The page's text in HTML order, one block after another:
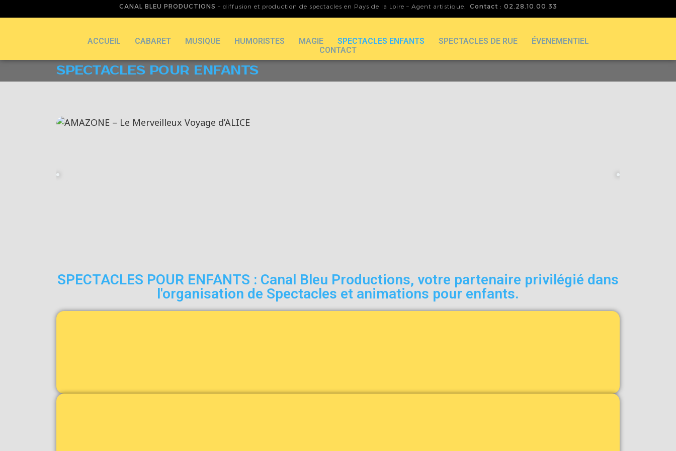
CANAL BLEU PRODUCTIONS – diffusion et production de spectacles en Pays de la Loire – Agent artistique. Contact : 02.28.10.00.33
ACCUEIL CABARET MUSIQUE HUMORISTES MAGIE SPECTACLES ENFANTS SPECTACLES DE RUE
ÉVENEMENTIEL
CONTACT
SPECTACLES POUR ENFANTS
SPECTACLES POUR ENFANTS : Canal Bleu Productions, votre partenaire privilégié dans
l'organisation de Spectacles et animations pour enfants.